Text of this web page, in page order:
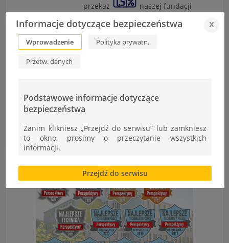
przekaż naszej fundacji
Informacje dotyczące bezpieczeństwa x
Wprowadzenie Polityka prywatn.
Przetw. danych
Podstawowe informacje dotyczące
bezpieczeństwa
Zanim klikniesz „Przejdź do serwisu” lub zamkniesz
to okno, prosimy o przeczytanie wszystkich
informacji.
Brak zgody bądź ograniczenie funkcjonalności plików
cookies lub local storage, może utrudnić lub
uniemożliwić korzystanie z Serwisu.
Informacje dotyczące polityki prywatności oraz
przetwarzania danych osobowych dostępne są cały
czas w sekcji
"Nasza szkoła" > "Bezpieczeństwo"
Przejdź do serwisu